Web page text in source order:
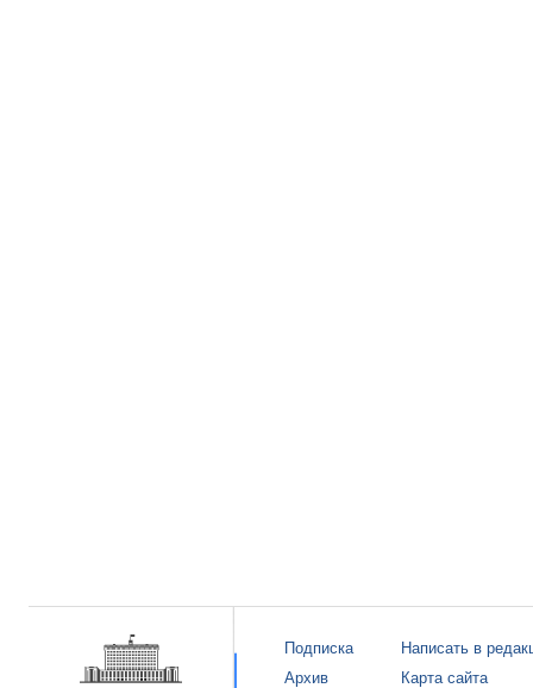
Подписка
Архив
Написать в
Карта сайта